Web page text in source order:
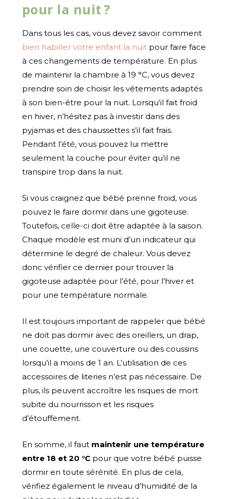
pour la nuit ?
Dans tous les cas, vous devez savoir comment
bien habiller votre enfant la nuitpour faire face
à ces changements de température. En plus
de maintenir la chambre à 19 °C, vous devez
prendre soin de choisir les vêtements adaptés
à son bien-être pour la nuit. Lorsqu’il fait froid
en hiver, n’hésitez pas à investir dans des
pyjamas et des chaussettes s’il fait frais.
Pendant l’été, vous pouvez lui mettre
seulement la couche pour éviter qu’il ne
transpire trop dans la nuit.
Si vous craignez que bébé prenne froid, vous
pouvez le faire dormir dans une gigoteuse.
Toutefois, celle-ci doit être adaptée à la saison.
Chaque modèle est muni d’un indicateur qui
détermine le degré de chaleur. Vous devez
donc vérifier ce dernier pour trouver la
gigoteuse adaptée pour l’été, pour l’hiver et
pour une température normale.
Il est toujours important de rappeler que bébé
ne doit pas dormir avec des oreillers, un drap,
une couette, une couverture ou des coussins
lorsqu’il a moins de 1 an. L’utilisation de ces
accessoires de literies n’est pas nécessaire. De
plus, ils peuvent accroître les risques de mort
subite du nourrisson et les risques
d’étouffement.
En somme, il faut maintenir une température
entre 18 et 20 °Cpour que votre bébé puisse
dormir en toute sérénité. En plus de cela,
vérifiez également le niveau d’humidité de la